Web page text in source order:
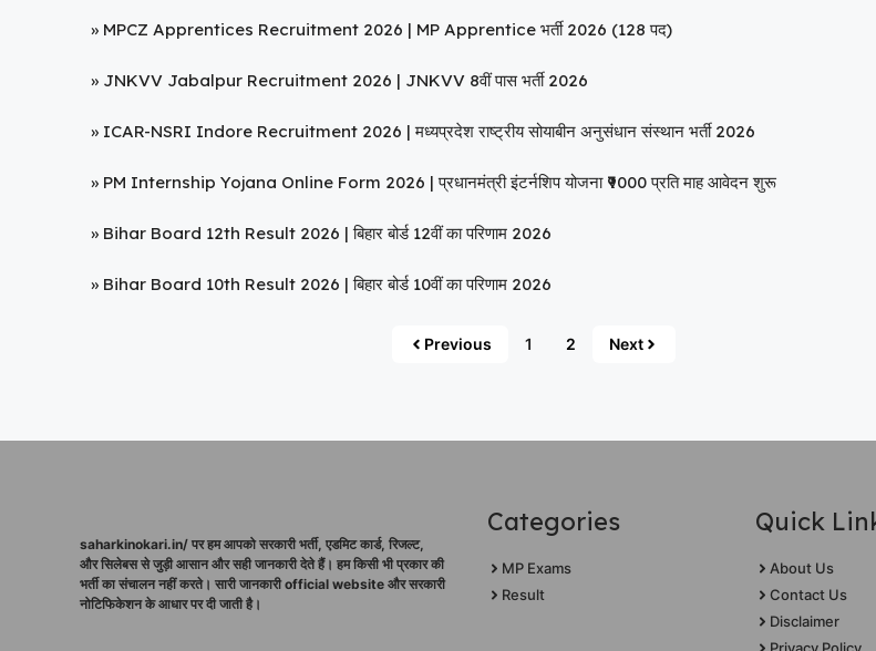
» MPCZ Apprentices Recruitment 2026 | MP Apprentice भर्ती 2026 (128 पद)
» JNKVV Jabalpur Recruitment 2026 | JNKVV 8वीं पास भर्ती 2026
» ICAR-NSRI Indore Recruitment 2026 | मध्यप्रदेश राष्ट्रीय सोयाबीन अनुसंधान संस्थान भर्ती 2026
» PM Internship Yojana Online Form 2026 | प्रधानमंत्री इंटर्नशिप योजना ₹9000 प्रति माह आवेदन शुरू
» Bihar Board 12th Result 2026 | बिहार बोर्ड 12वीं का परिणाम 2026
» Bihar Board 10th Result 2026 | बिहार बोर्ड 10वीं का परिणाम 2026
Previous 1 2 Next
saharkinokari.in/ पर हम आपको सरकारी भर्ती, एडमिट कार्ड, रिजल्ट,
और सिलेबस से जुड़ी आसान और सही जानकारी देते हैं। हम किसी भी प्रकार की
भर्ती का संचालन नहीं करते। सारी जानकारी official website और सरकारी
नोटिफिकेशन के आधार पर दी जाती है।
Categories
MP Exams
Result
Quick
About Us
Contact Us
Disclaimer